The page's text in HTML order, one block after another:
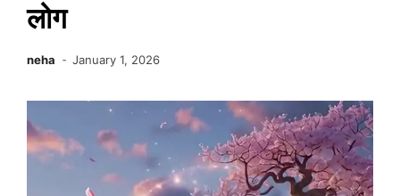
लोग
neha January 1, 2026